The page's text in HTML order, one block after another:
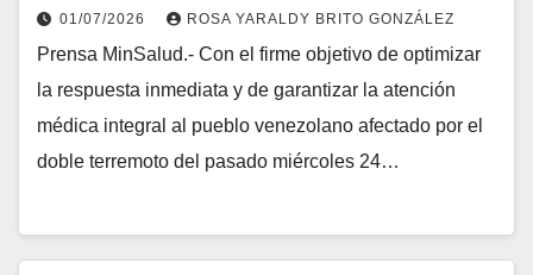
doblete sísmico
01/07/2026 ROSA YARALDY BRITO GONZÁLEZ
Prensa MinSalud.- Con el firme objetivo de optimizar
la respuesta inmediata y de garantizar la atención
médica integral al pueblo venezolano afectado por el
doble terremoto del pasado miércoles 24…